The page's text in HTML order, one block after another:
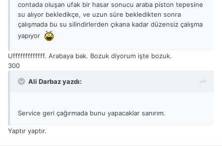
contada oluşan ufak bir hasar sonucu araba piston tepesine
su alıyor bekledikçe, ve uzun süre bekledikten sonra
çalışmada bu su silindirlerden çıkana kadar düzensiz çalışma
yapıyor
Ufffffffffffff. Arabaya bak. Bozuk diyorum işte bozuk.
300
Ali Darbaz yazdı:
Service geri çağırmada bunu yapacaklar sanırım.
Yaptır yaptır.